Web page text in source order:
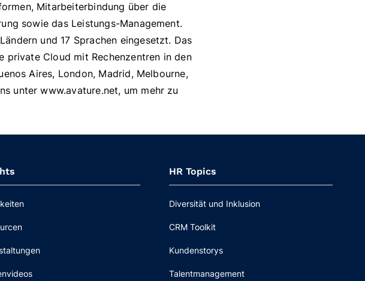
Mitarbeiterbindung über die
sowie das Leistungs-Management.
und 17 Sprachen eingesetzt. Das
private Cloud mit Rechenzentren in den
Aires, London, Madrid, Melbourne,
unter www.avature.net, um mehr zu
HR Topics
Diversität und Inklusion
CRM Toolkit
Kundenstorys
Talentmanagement